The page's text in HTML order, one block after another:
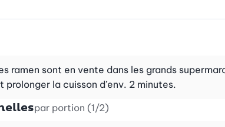
ramen sont en vente dans les grands
la cuisson d’env. 2 minutes.
par portion (1/2)